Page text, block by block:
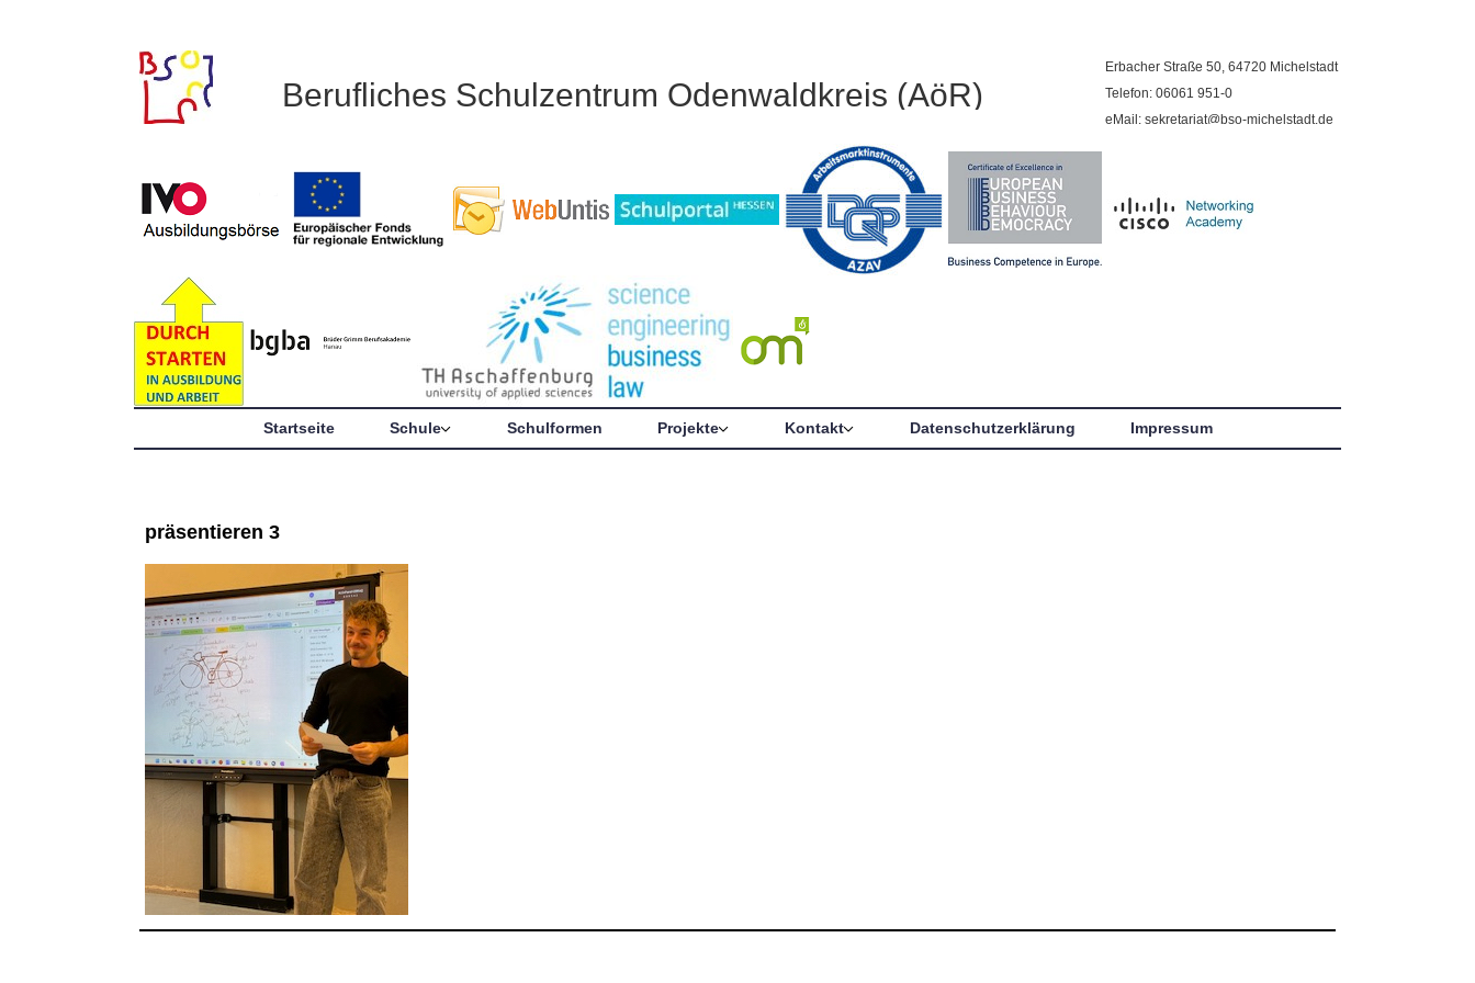
Berufliches Schulzentrum Odenwaldkreis (AöR)
Erbacher Straße 50, 64720 Michelstadt
Telefon: 06061 951-0
eMail: sekretariat@bso-michelstadt.de
Startseite Schule Schulformen Projekte Kontakt Datenschutzerklärung Impressum
präsentieren 3